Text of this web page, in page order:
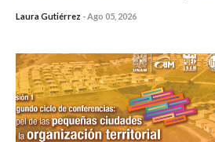
Laura Gutiérrez -Ago 05, 2026